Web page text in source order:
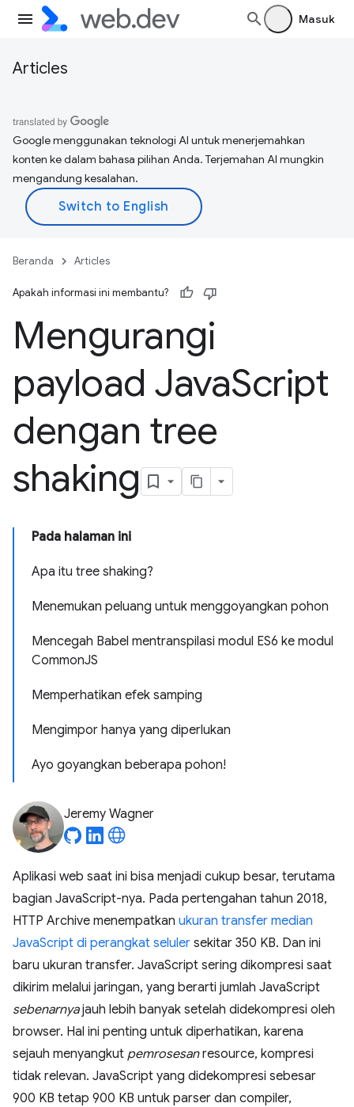
Masuk
Articles
Google menggunakan teknologi AI untuk menerjemahkan
konten ke dalam bahasa pilihan Anda. Terjemahan AI mungkin
mengandung kesalahan.
Beranda Articles
Apakah informasi ini membantu?
Mengurangi
payload JavaScript
dengan tree
shaking
Pada halaman ini
Apa itu tree shaking?
Menemukan peluang untuk menggoyangkan pohon
Mencegah Babel mentranspilasi modul ES6 ke modul
CommonJS
Memperhatikan efek samping
Mengimpor hanya yang diperlukan
Ayo goyangkan beberapa pohon!
Jeremy Wagner
Aplikasi web saat ini bisa menjadi cukup besar, terutama
bagian JavaScript-nya. Pada pertengahan tahun 2018,
HTTP Archive menempatkan ukuran transfer median
JavaScript di perangkat seluler sekitar 350 KB. Dan ini
baru ukuran transfer. JavaScript sering dikompresi saat
dikirim melalui jaringan, yang berarti jumlah JavaScript
sebenarnyajauh lebih banyak setelah didekompresi oleh
browser. Hal ini penting untuk diperhatikan, karena
sejauh menyangkut pemrosesanresource, kompresi
tidak relevan. JavaScript yang didekompresi sebesar
900 KB tetap 900 KB untuk parser dan compiler,